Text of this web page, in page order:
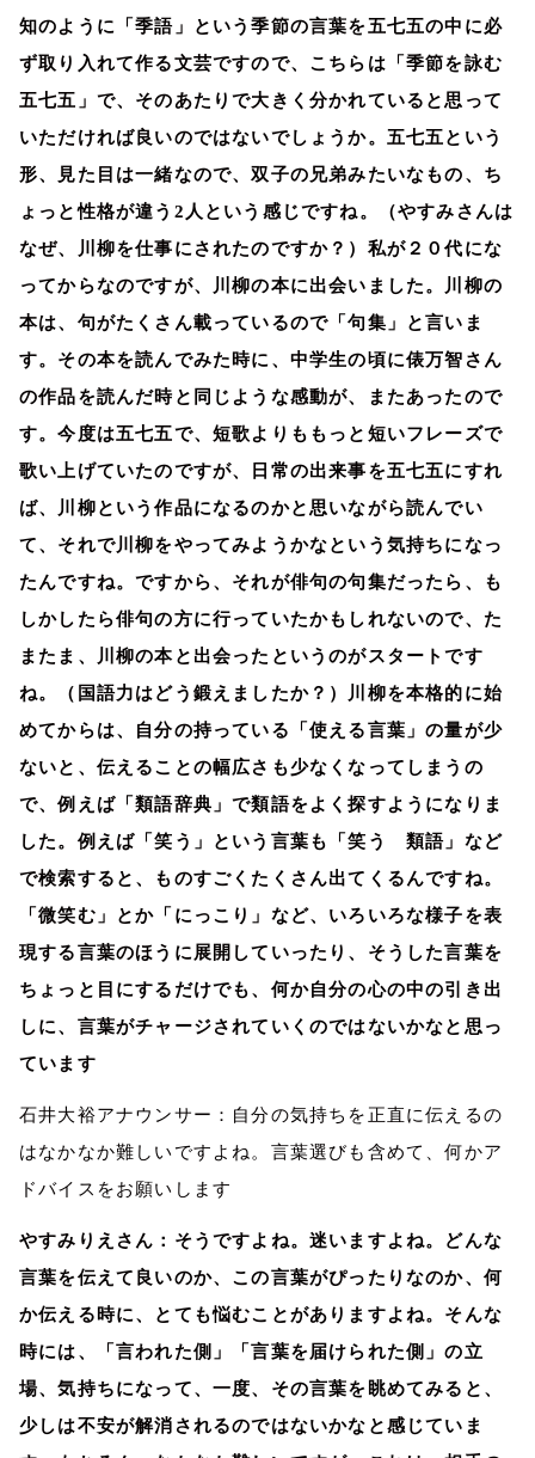
知のように「季語」という季節の言葉を五七五の中に必
ず取り入れて作る文芸ですので、こちらは「季節を詠む
五七五」で、そのあたりで大きく分かれていると思って
いただければ良いのではないでしょうか。五七五という
形、見た目は一緒なので、双子の兄弟みたいなもの、ち
ょっと性格が違う 2 人という感じですね。（やすみさんは
なぜ、川柳を仕事にされたのですか？）私が２０代にな
ってからなのですが、川柳の本に出会いました。川柳の
本は、句がたくさん載っているので「句集」と言いま
す。その本を読んでみた時に、中学生の頃に俵万智さん
の作品を読んだ時と同じような感動が、またあったので
す。今度は五七五で、短歌よりももっと短いフレーズで
歌い上げていたのですが、日常の出来事を五七五にすれ
ば、川柳という作品になるのかと思いながら読んでい
て、それで川柳をやってみようかなという気持ちになっ
たんですね。ですから、それが俳句の句集だったら、も
しかしたら俳句の方に行っていたかもしれないので、た
またま、川柳の本と出会ったというのがスタートです
ね。（国語力はどう鍛えましたか？）川柳を本格的に始
めてからは、自分の持っている「使える言葉」の量が少
ないと、伝えることの幅広さも少なくなってしまうの
で、例えば「類語辞典」で類語をよく探すようになりま
した。例えば「笑う」という言葉も「笑う 類語」など
で検索すると、ものすごくたくさん出てくるんですね。
「微笑む」とか「にっこり」など、いろいろな様子を表
現する言葉のほうに展開していったり、そうした言葉を
ちょっと目にするだけでも、何か自分の心の中の引き出
しに、言葉がチャージされていくのではないかなと思っ
ています
石井大裕アナウンサー：自分の気持ちを正直に伝えるの
はなかなか難しいですよね。言葉選びも含めて、何かア
ドバイスをお願いします
やすみりえさん：そうですよね。迷いますよね。どんな
言葉を伝えて良いのか、この言葉がぴったりなのか、何
か伝える時に、とても悩むことがありますよね。そんな
時には、「言われた側」「言葉を届けられた側」の立
場、気持ちになって、一度、その言葉を眺めてみると、
少しは不安が解消されるのではないかなと感じていま